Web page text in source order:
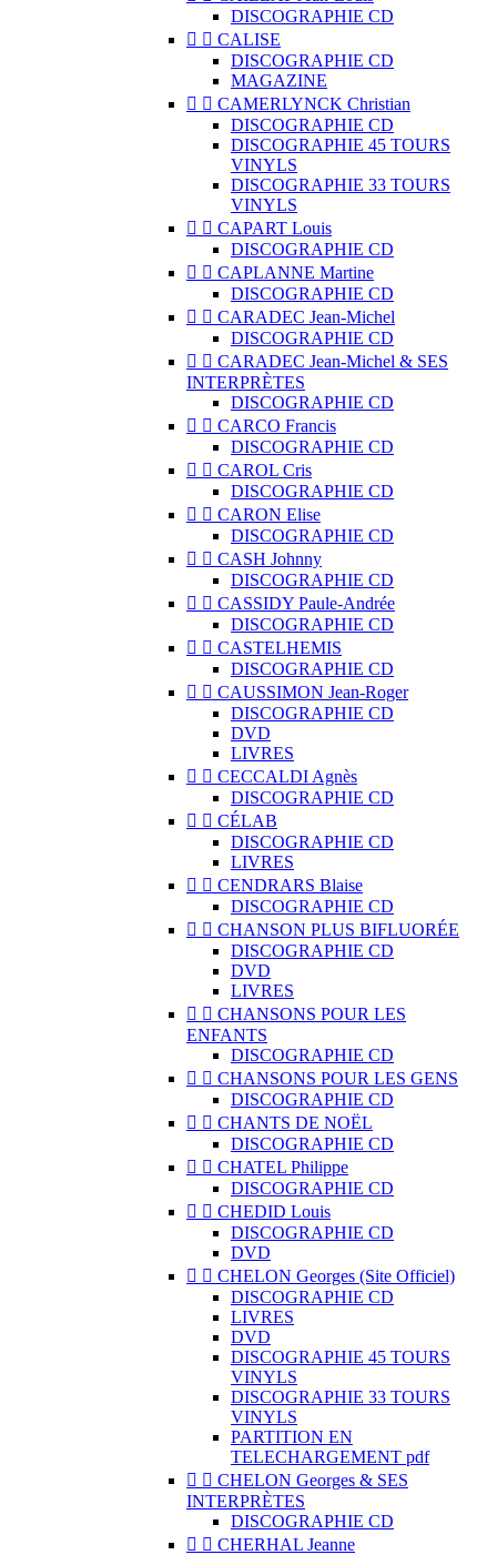
DISCOGRAPHIE CD
  CALISE
DISCOGRAPHIE CD
MAGAZINE
  CAMERLYNCK Christian
DISCOGRAPHIE CD
DISCOGRAPHIE 45 TOURS
VINYLS
DISCOGRAPHIE 33 TOURS
VINYLS
  CAPART Louis
DISCOGRAPHIE CD
  CAPLANNE Martine
DISCOGRAPHIE CD
  CARADEC Jean-Michel
DISCOGRAPHIE CD
  CARADEC Jean-Michel & SES
INTERPRÈTES
DISCOGRAPHIE CD
  CARCO Francis
DISCOGRAPHIE CD
  CAROL Cris
DISCOGRAPHIE CD
  CARON Elise
DISCOGRAPHIE CD
  CASH Johnny
DISCOGRAPHIE CD
  CASSIDY Paule-Andrée
DISCOGRAPHIE CD
  CASTELHEMIS
DISCOGRAPHIE CD
  CAUSSIMON Jean-Roger
DISCOGRAPHIE CD
DVD
LIVRES
  CECCALDI Agnès
DISCOGRAPHIE CD
  CÉLAB
DISCOGRAPHIE CD
LIVRES
  CENDRARS Blaise
DISCOGRAPHIE CD
  CHANSON PLUS BIFLUORÉE
DISCOGRAPHIE CD
DVD
LIVRES
  CHANSONS POUR LES
ENFANTS
DISCOGRAPHIE CD
  CHANSONS POUR LES GENS
DISCOGRAPHIE CD
  CHANTS DE NOËL
DISCOGRAPHIE CD
  CHATEL Philippe
DISCOGRAPHIE CD
  CHEDID Louis
DISCOGRAPHIE CD
DVD
  CHELON Georges (Site Officiel)
DISCOGRAPHIE CD
LIVRES
DVD
DISCOGRAPHIE 45 TOURS
VINYLS
DISCOGRAPHIE 33 TOURS
VINYLS
PARTITION EN
TELECHARGEMENT pdf
  CHELON Georges & SES
INTERPRÈTES
DISCOGRAPHIE CD
  CHERHAL Jeanne